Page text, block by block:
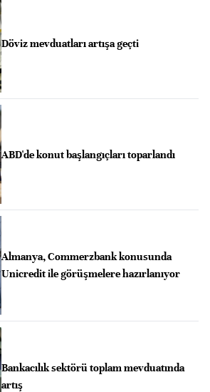
Döviz mevduatları artışa geçti
ABD'de konut başlangıçları toparlandı
Almanya, Commerzbank konusunda
Unicredit ile görüşmelere hazırlanıyor
Bankacılık sektörü toplam mevduatında
artış